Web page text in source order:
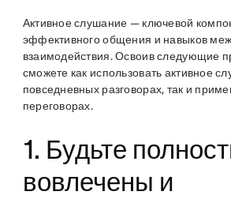
Активное слушание — ключевой
эффективного общения и навыков
взаимодействия. Освоив следующие
сможете как использовать активное
повседневных разговорах, так и
переговорах.
1. Будьте
вовлечены и